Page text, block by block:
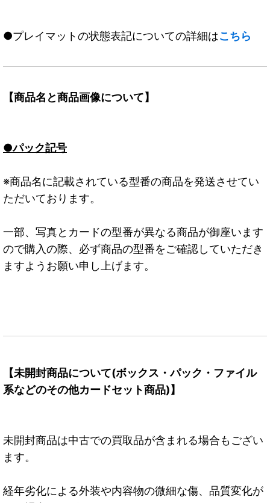
●プレイマットの状態表記についての詳細はこちら
【商品名と商品画像について】
●パック記号
※商品名に記載されている型番の商品を発送させてい
ただいております。
一部、写真とカードの型番が異なる商品が御座います
ので購入の際、必ず商品の型番をご確認していただき
ますようお願い申し上げます。
【未開封商品について(ボックス・パック・ファイル
系などのその他カードセット商品)】
未開封商品は中古での買取品が含まれる場合もござい
ます。
経年劣化による外装や内容物の微細な傷、品質変化が